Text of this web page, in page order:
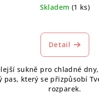
Skladem (1 ks)
Detail
sukně pro chladné
pas, který se přizpůsobí
rozparek.